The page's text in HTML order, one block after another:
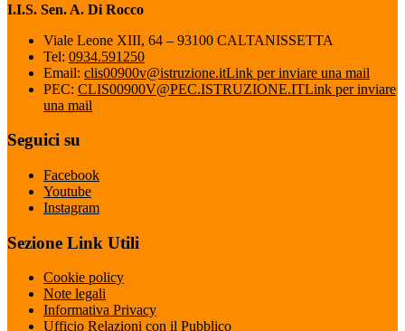
I.I.S. Sen. A. Di Rocco
Viale Leone XIII, 64 – 93100 CALTANISSETTA
Tel: 0934.591250
Email: clis00900v@istruzione.itLink per inviare una mail
PEC: CLIS00900V@PEC.ISTRUZIONE.ITLink per inviare
una mail
Seguici su
Facebook
Youtube
Instagram
Sezione Link Utili
Cookie policy
Note legali
Informativa Privacy
Ufficio Relazioni con il Pubblico